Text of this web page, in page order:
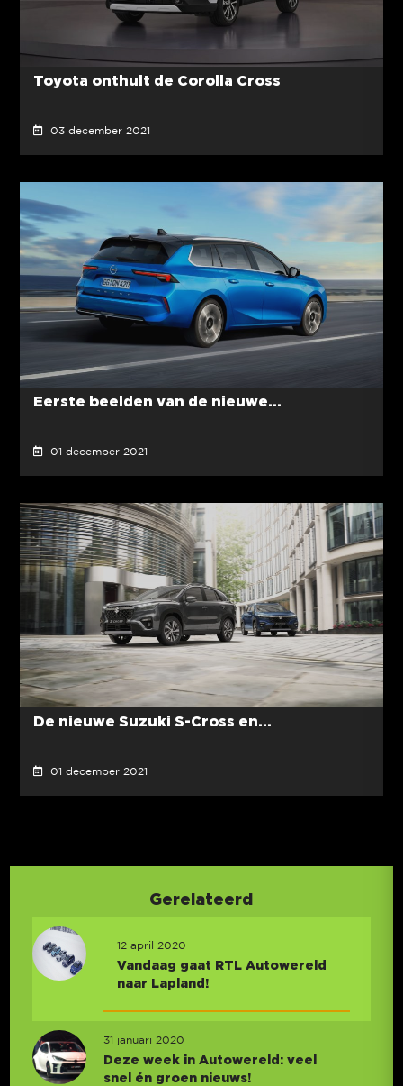
Toyota onthult de Corolla Cross
03 december 2021
Eerste beelden van de nieuwe...
01 december 2021
De nieuwe Suzuki S-Cross en...
01 december 2021
Gerelateerd
12 april 2020
Vandaag gaat RTL Autowereld
naar Lapland!
31 januari 2020
Deze week in Autowereld: veel
snel én groen nieuws!